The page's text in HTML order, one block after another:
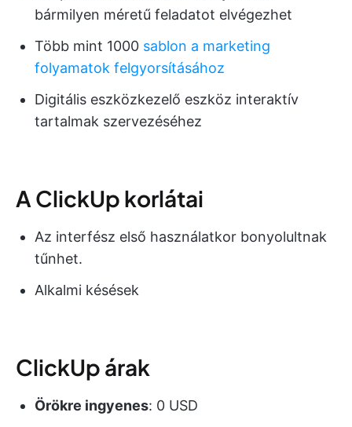
bármilyen méretű feladatot elvégezhet
Több mint 1000 sablon a marketing
folyamatok felgyorsításához
Digitális eszközkezelő eszköz interaktív
tartalmak szervezéséhez
A ClickUp korlátai
Az interfész első használatkor bonyolultnak
tűnhet.
Alkalmi késések
ClickUp árak
Örökre ingyenes: 0 USD